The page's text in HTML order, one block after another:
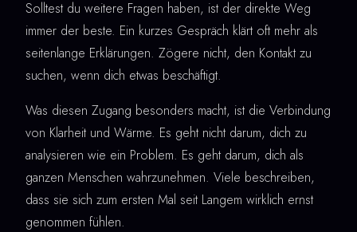
Solltest du weitere Fragen haben, ist der direkte Weg
immer der beste. Ein kurzes Gespräch klärt oft mehr als
seitenlange Erklärungen. Zögere nicht, den Kontakt zu
suchen, wenn dich etwas beschäftigt.
Was diesen Zugang besonders macht, ist die Verbindung
von Klarheit und Wärme. Es geht nicht darum, dich zu
analysieren wie ein Problem. Es geht darum, dich als
ganzen Menschen wahrzunehmen. Viele beschreiben,
dass sie sich zum ersten Mal seit Langem wirklich ernst
genommen fühlen.